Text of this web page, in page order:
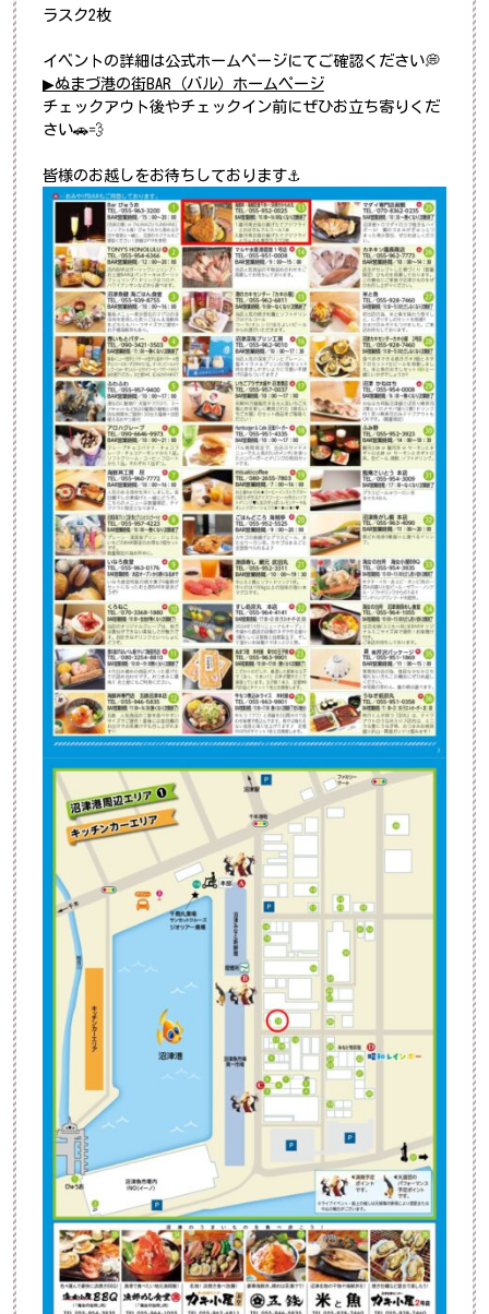
ラスク2枚
イベントの詳細は公式ホームページにてご確認ください💭
▶ぬまづ港の街BAR（バル）ホームページ
チェックアウト後やチェックイン前にぜひお立ち寄りくだ
さい🚗💨
皆様のお越しをお待ちしております⚓️